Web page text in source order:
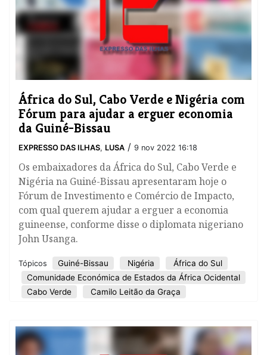
​África do Sul, Cabo Verde e Nigéria com
Fórum para ajudar a erguer economia
da Guiné-Bissau
EXPRESSO DAS ILHAS, LUSA / 9 nov 2022 16:18
Os embaixadores da África do Sul, Cabo Verde e
Nigéria na Guiné-Bissau apresentaram hoje o
Fórum de Investimento e Comércio de Impacto,
com qual querem ajudar a erguer a economia
guineense, conforme disse o diplomata nigeriano
John Usanga.
Tópicos Guiné-Bissau Nigéria
África do Sul
Comunidade Económica de Estados da África Ocidental
Cabo Verde
Camilo Leitão da Graça